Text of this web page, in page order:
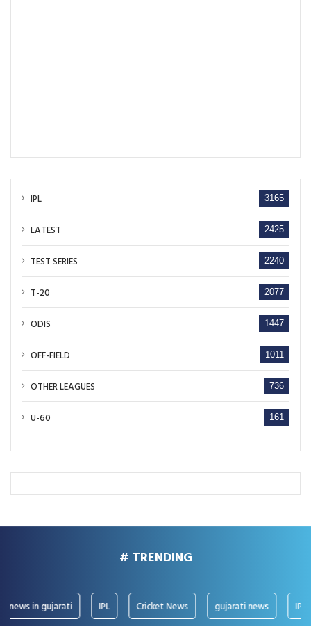
IPL 3165
LATEST 2425
TEST SERIES 2240
T-20 2077
ODIS 1447
OFF-FIELD 1011
OTHER LEAGUES 736
U-60 161
# TRENDING
in gujarati Cricket News gujarati news IPL